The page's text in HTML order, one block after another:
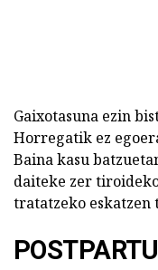
Gaixotasuna ezin
Horregatik ez
Baina kasu
daiteke zer
tratatzeko